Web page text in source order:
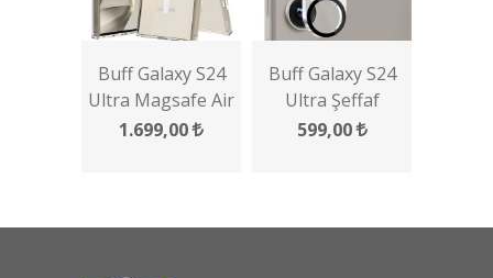
Buff Galaxy S24
Ultra Magsafe Air
Hybrid Kılıf
1.699,00
Buff Galaxy S24
Ultra Şeffaf
Kamera Lens
599,00